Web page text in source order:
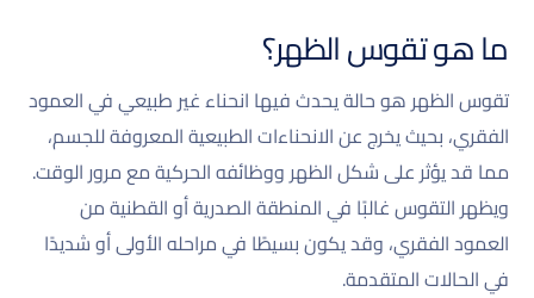
ما هو تقوس الظهر؟
تقوس الظهر هو حالة يحدث فيها انحناء غير طبيعي في العمود
الفقري، بحيث يخرج عن الانحناءات الطبيعية المعروفة للجسم،
مما قد يؤثر على شكل الظهر ووظائفه الحركية مع مرور الوقت.
ويظهر التقوس غالبًا في المنطقة الصدرية أو القطنية من
العمود الفقري، وقد يكون بسيطًا في مراحله الأولى أو شديدًا
في الحالات المتقدمة.